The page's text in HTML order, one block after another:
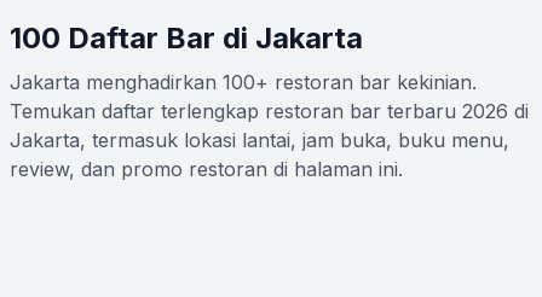
100 Daftar Bar di Jakarta
Jakarta menghadirkan 100+ restoran bar kekinian.
Temukan daftar terlengkap restoran bar terbaru 2026 di
Jakarta, termasuk lokasi lantai, jam buka, buku menu,
review, dan promo restoran di halaman ini.